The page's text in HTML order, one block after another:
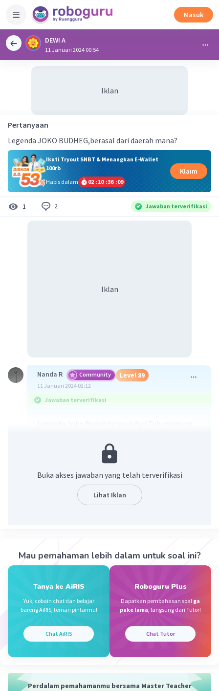
Masuk
DEWI A
11 Januari 2024 00:54
Iklan
Pertanyaan
Legenda JOKO BUDHEG,berasal dari daerah mana?
Ikuti Tryout SNBT & Menangkan E-Wallet
100rb
Habis dalam
02 :10 :36 :09
Klaim
1 2 Jawaban terverifikasi
Iklan
Nanda R Community Level 89
11 Januari 2024 02:12
Jawaban terverifikasi
Level 2
11 Januari 2024 06:56
Beri Rating·5.0 (1 ) Balas
Buka akses jawaban yang telah terverifikasi
Lihat Iklan
Mau pemahaman lebih dalam untuk soal ini?
Tanya ke AiRIS
Yuk, cobain chat dan belajar
bareng AiRIS, teman pintarmu!
Chat AiRIS
Roboguru Plus
Dapatkan pembahasan soal ga
pake lama, langsung dari Tutor!
Chat Tutor
Perdalam pemahamanmu bersama Master Teacher